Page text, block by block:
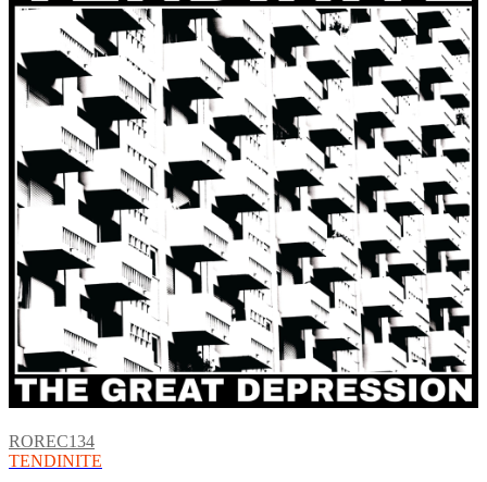
ROREC134
TENDINITE